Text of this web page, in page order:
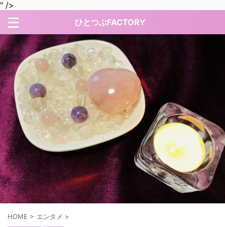
" />
ひとつぶFACTORY
HOME > エンタメ >